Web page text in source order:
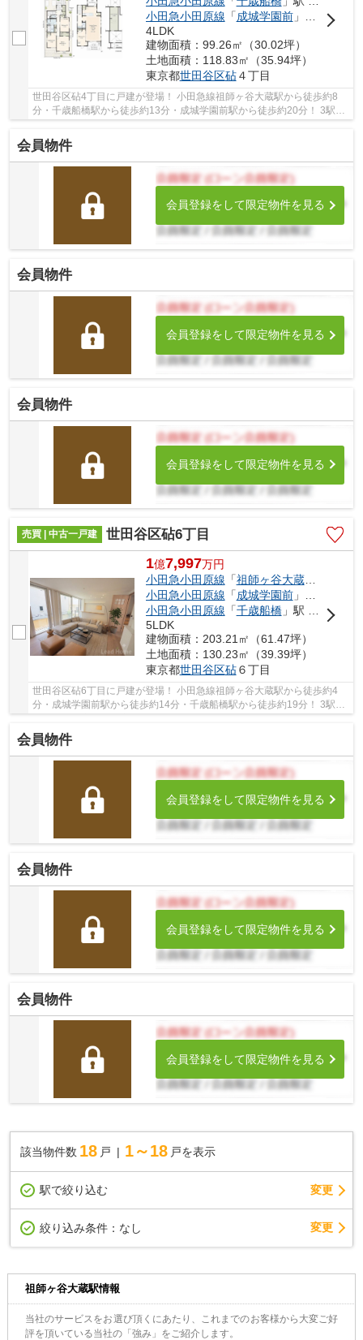
小田急小田原線 「成城学園前」駅 徒歩20分
4LDK
建物面積：99.26㎡（30.02坪）
土地面積：118.83㎡（35.94坪）
東京都世田谷区砧４丁目
世田谷区砧4丁目に戸建が登場！ 小田急線祖師ヶ谷大蔵駅から徒歩約8
分・千歳船橋駅から徒歩約13分・成城学園前駅から徒歩約20分！ 3駅利
用可能な大変便利な立地に位置した物件です。 ...
会員物件
会員登録をして限定物件を見る
会員物件
会員登録をして限定物件を見る
会員物件
会員登録をして限定物件を見る
売買 | 中古一戸建 世田谷区砧6丁目
1億7,997万円
小田急小田原線 「祖師ヶ谷大蔵」駅 徒歩4
小田急小田原線 「成城学園前」駅 徒歩14分
小田急小田原線 「千歳船橋」駅 徒歩19分
5LDK
建物面積：203.21㎡（61.47坪）
土地面積：130.23㎡（39.39坪）
東京都世田谷区砧６丁目
世田谷区砧6丁目に戸建が登場！ 小田急線祖師ヶ谷大蔵駅から徒歩約4
分・成城学園前駅から徒歩約14分・千歳船橋駅から徒歩約19分！ 3駅利
会員物件
会員登録をして限定物件を見る
会員物件
会員登録をして限定物件を見る
会員物件
会員登録をして限定物件を見る
該当物件数 18 戸 1～18 戸を表示
駅で絞り込む 変更
絞り込み条件： なし 変更
祖師ヶ谷大蔵駅情報
当社のサービスをお選び頂くにあたり、これまでのお客様から大変ご好
評を頂いている当社の「強み」をご紹介します。